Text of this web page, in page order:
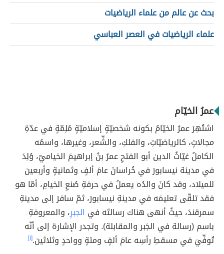
بحث عن عالم من علماء الرياضيات
علماء الرياضيات في العصر العباسي
عمرُ الخيّام
اشتُهِرَ عمرُ الخيّامُ بكونه شخصيّةٍ إسلاميّةٍ مُلِمّةٍ في عدّةِ
مجالاتٍ، كالرياضيّاتِ، والفلكِ، والشِّعر، وغيرها، واسمُه
الكاملُ غيّاثُ الدين أبو الفتحِ عمرُ بنُ إبراهيمَ الخياميّ، وُلِدَ
في مدينة نيسابورَ في خُراسانَ عامَ ألفٍ وثمانيةٍ وأربعين
للميلاد، وقد كانَ والدُه يعملُ في حرفةِ صُنعِ الخيامِ، أمّا هو
فقد تلقّى تعليمَه في مدينةِ نيسابورَ، ثمّ سافرَ إلى مدينةِ
سمرقندَ، حيثُ أنهى هناك رسالتَه في الجبرِ، والمعروفةِ
باسم (رسالة في الجَبر والمقابلة). وتجدر الإشارة إلى أنّه
تُوفِّيَ في مسقطِ رأسِه عامَ ألفٍ ومئةٍ وواحدٍ وثلاثين.[١]